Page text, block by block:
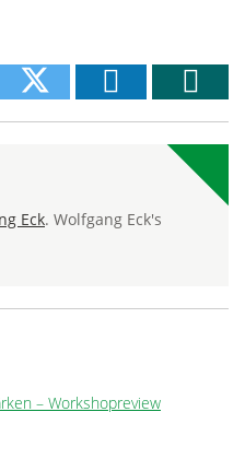
Eck. Wolfgang Eck's
– Workshopreview